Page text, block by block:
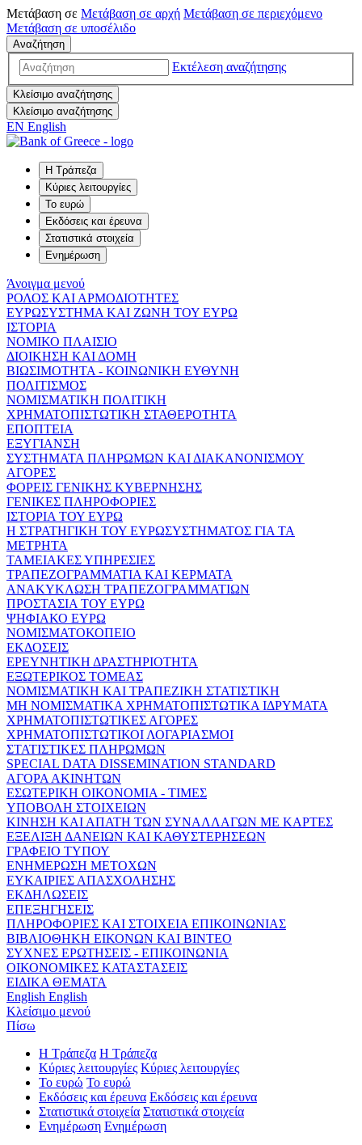
Μετάβαση σε Μετάβαση σε αρχή Μετάβαση σε περιεχόμενο
Μετάβαση σε υποσέλιδο
Αναζήτηση
Εκτέλεση αναζήτησης
Κλείσιμο αναζήτησης
Κλείσιμο αναζήτησης
EN English
Η Τράπεζα
Κύριες λειτουργίες
Το ευρώ
Εκδόσεις και έρευνα
Στατιστικά στοιχεία
Ενημέρωση
Άνοιγμα μενού
ΡΟΛΟΣ ΚΑΙ ΑΡΜΟΔΙΟΤΗΤΕΣ
ΕΥΡΩΣΥΣΤΗΜΑ ΚΑΙ ΖΩΝΗ ΤΟΥ ΕΥΡΩ
ΙΣΤΟΡΙΑ
ΝΟΜΙΚΟ ΠΛΑΙΣΙΟ
ΔΙΟΙΚΗΣΗ ΚΑΙ ΔΟΜΗ
ΒΙΩΣΙΜΟΤΗΤΑ - ΚΟΙΝΩΝΙΚΗ ΕΥΘΥΝΗ
ΠΟΛΙΤΙΣΜΟΣ
ΝΟΜΙΣΜΑΤΙΚΗ ΠΟΛΙΤΙΚΗ
ΧΡΗΜΑΤΟΠΙΣΤΩΤΙΚΗ ΣΤΑΘΕΡΟΤΗΤΑ
ΕΠΟΠΤΕΙΑ
ΕΞΥΓΙΑΝΣΗ
ΣΥΣΤΗΜΑΤΑ ΠΛΗΡΩΜΩΝ ΚΑΙ ΔΙΑΚΑΝΟΝΙΣΜΟΥ
ΑΓΟΡΕΣ
ΦΟΡΕΙΣ ΓΕΝΙΚΗΣ ΚΥΒΕΡΝΗΣΗΣ
ΓΕΝΙΚΕΣ ΠΛΗΡΟΦΟΡΙΕΣ
ΙΣΤΟΡΙΑ ΤΟΥ ΕΥΡΩ
Η ΣΤΡΑΤΗΓΙΚΗ ΤΟΥ ΕΥΡΩΣΥΣΤΗΜΑΤΟΣ ΓΙΑ ΤΑ
ΜΕΤΡΗΤΑ
ΤΑΜΕΙΑΚΕΣ ΥΠΗΡΕΣΙΕΣ
ΤΡΑΠΕΖΟΓΡΑΜΜΑΤΙΑ ΚΑΙ ΚΕΡΜΑΤΑ
ΑΝΑΚΥΚΛΩΣΗ ΤΡΑΠΕΖΟΓΡΑΜΜΑΤΙΩΝ
ΠΡΟΣΤΑΣΙΑ ΤΟΥ ΕΥΡΩ
ΨΗΦΙΑΚΟ ΕΥΡΩ
ΝΟΜΙΣΜΑΤΟΚΟΠΕΙΟ
ΕΚΔΟΣΕΙΣ
ΕΡΕΥΝΗΤΙΚΗ ΔΡΑΣΤΗΡΙΟΤΗΤΑ
ΕΞΩΤΕΡΙΚΟΣ ΤΟΜΕΑΣ
ΝΟΜΙΣΜΑΤΙΚΗ ΚΑΙ ΤΡΑΠΕΖΙΚΗ ΣΤΑΤΙΣΤΙΚΗ
ΜΗ ΝΟΜΙΣΜΑΤΙΚΑ ΧΡΗΜΑΤΟΠΙΣΤΩΤΙΚΑ ΙΔΡΥΜΑΤΑ
ΧΡΗΜΑΤΟΠΙΣΤΩΤΙΚΕΣ ΑΓΟΡΕΣ
ΧΡΗΜΑΤΟΠΙΣΤΩΤΙΚΟΙ ΛΟΓΑΡΙΑΣΜΟΙ
ΣΤΑΤΙΣΤΙΚΕΣ ΠΛΗΡΩΜΩΝ
SPECIAL DATA DISSEMINATION STANDARD
ΑΓΟΡΑ ΑΚΙΝΗΤΩΝ
ΕΣΩΤΕΡΙΚΗ ΟΙΚΟΝΟΜΙΑ - ΤΙΜΕΣ
ΥΠΟΒΟΛΗ ΣΤΟΙΧΕΙΩΝ
ΚΙΝΗΣΗ ΚΑΙ ΑΠΑΤΗ ΤΩΝ ΣΥΝΑΛΛΑΓΩΝ ΜΕ ΚΑΡΤΕΣ
ΕΞΕΛΙΞΗ ΔΑΝΕΙΩΝ ΚΑΙ ΚΑΘΥΣΤΕΡΗΣΕΩΝ
ΓΡΑΦΕΙΟ ΤΥΠΟΥ
ΕΝΗΜΕΡΩΣΗ ΜΕΤΟΧΩΝ
ΕΥΚΑΙΡΙΕΣ ΑΠΑΣΧΟΛΗΣΗΣ
ΕΚΔΗΛΩΣΕΙΣ
ΕΠΕΞΗΓΗΣΕΙΣ
ΠΛΗΡΟΦΟΡΙΕΣ ΚΑΙ ΣΤΟΙΧΕΙΑ ΕΠΙΚΟΙΝΩΝΙΑΣ
ΒΙΒΛΙΟΘΗΚΗ ΕΙΚΟΝΩΝ ΚΑΙ ΒΙΝΤΕΟ
ΣΥΧΝΕΣ ΕΡΩΤΗΣΕΙΣ - ΕΠΙΚΟΙΝΩΝΙΑ
ΟΙΚΟΝΟΜΙΚΕΣ ΚΑΤΑΣΤΑΣΕΙΣ
ΕΙΔΙΚΑ ΘΕΜΑΤΑ
English English
Κλείσιμο μενού
Πίσω
Η Τράπεζα Η Τράπεζα
Κύριες λειτουργίες Κύριες λειτουργίες
Το ευρώ Το ευρώ
Εκδόσεις και έρευνα Εκδόσεις και έρευνα
Στατιστικά στοιχεία Στατιστικά στοιχεία
Ενημέρωση Ενημέρωση